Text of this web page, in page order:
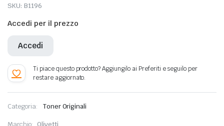
SKU: B1196
Accedi per il prezzo
Accedi
Categoria: Toner Originali
Marchio: Olivetti